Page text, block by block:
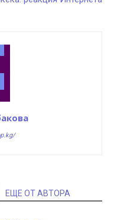
ЕЩЕ ОТ АВТОРА